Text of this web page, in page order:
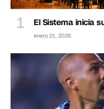
El Sistema inicia
enero 21, 2026